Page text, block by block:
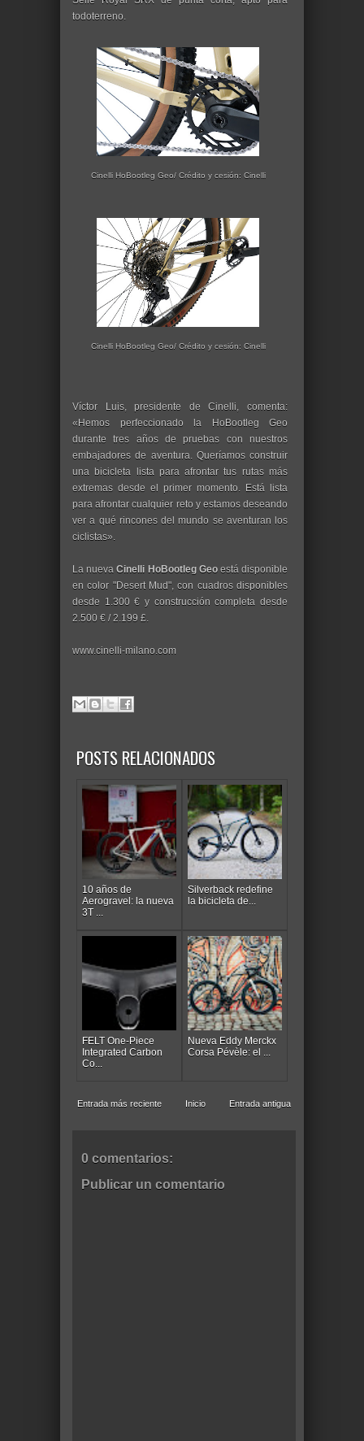
todoterreno.
Cinelli HoBootleg Geo/ Crédito y cesión: Cinelli
Cinelli HoBootleg Geo/ Crédito y cesión: Cinelli
Víctor Luis, presidente de Cinelli, comenta:
«Hemos perfeccionado la HoBootleg Geo
durante tres años de pruebas con nuestros
embajadores de aventura. Queríamos construir
una bicicleta lista para afrontar tus rutas más
extremas desde el primer momento. Está lista
para afrontar cualquier reto y estamos deseando
ver a qué rincones del mundo se aventuran los
ciclistas».
La nuevaCinelli HoBootleg Geoestá disponible
en color "Desert Mud", con cuadros disponibles
desde 1.300 € y construcción completa desde
2.500 € / 2.199 £.
www.cinelli-milano.com
POSTS RELACIONADOS
10 años de
Aerogravel: la nueva
3T ...
Silverback redefine
la bicicleta de...
FELT One-Piece
Integrated Carbon
Co...
Nueva Eddy Merckx
Corsa Pévèle: el ...
Entrada más reciente Entrada antigua
Inicio
0 comentarios:
Publicar un comentario